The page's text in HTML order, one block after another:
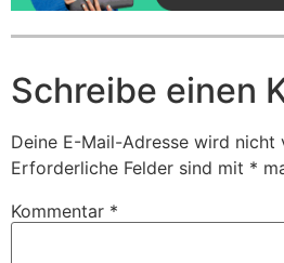
Schreibe einen
Deine E-Mail-Adresse wird
Erforderliche Felder sind mit *
Kommentar *